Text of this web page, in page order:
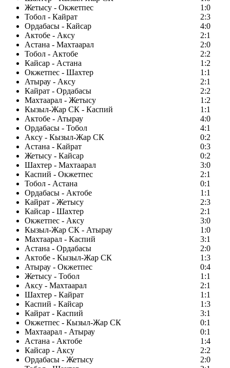
Жетысу - Окжетпес
1:0
Тобол - Кайрат
2:3
Ордабасы - Кайсар
4:0
Актобе - Аксу
2:1
Астана - Махтаарал
2:0
Тобол - Актобе
2:2
Кайсар - Астана
1:2
Окжетпес - Шахтер
1:1
Атырау - Аксу
2:1
Кайрат - Ордабасы
2:2
Махтаарал - Жетысу
1:2
Кызыл-Жар СК - Каспий
1:1
Актобе - Атырау
4:0
Ордабасы - Тобол
4:1
Аксу - Кызыл-Жар СК
0:2
Астана - Кайрат
0:3
Жетысу - Кайсар
0:2
Шахтер - Махтаарал
3:0
Каспий - Окжетпес
2:1
Тобол - Астана
0:1
Ордабасы - Актобе
1:1
Кайрат - Жетысу
2:3
Кайсар - Шахтер
2:1
Окжетпес - Аксу
3:0
Кызыл-Жар СК - Атырау
1:0
Махтаарал - Каспий
3:1
Астана - Ордабасы
2:0
Актобе - Кызыл-Жар СК
1:3
Атырау - Окжетпес
0:4
Жетысу - Тобол
1:1
Аксу - Махтаарал
2:1
Шахтер - Кайрат
1:1
Каспий - Кайсар
1:3
Кайрат - Каспий
3:1
Окжетпес - Кызыл-Жар СК
0:1
Махтаарал - Атырау
0:1
Астана - Актобе
1:4
Кайсар - Аксу
2:2
Ордабасы - Жетысу
2:0